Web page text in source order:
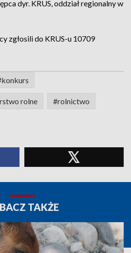
dyr. KRUS, oddział regionalny w
zgłosili do KRUS-u 10709
rolne #rolnictwo
TAKŻE